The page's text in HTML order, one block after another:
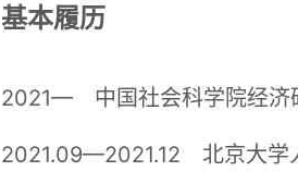
基本履历
2021— 中国社会科学院经济
2021.09—2021.12 北京大学